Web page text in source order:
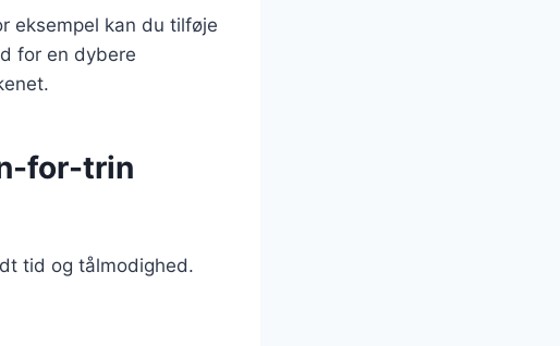
eksempel kan du tilføje
for en dybere
for-trin
tid og tålmodighed.